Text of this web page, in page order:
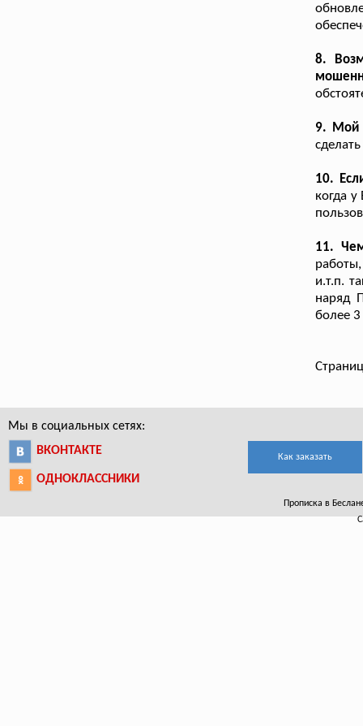
8.
9. Мой
10.
когда
11.
и.т.п.
наряд
более
Мы в социальных сетях:
ВКОНТАКТЕ
ОДНОКЛАССНИКИ
Как заказать
Прописка в